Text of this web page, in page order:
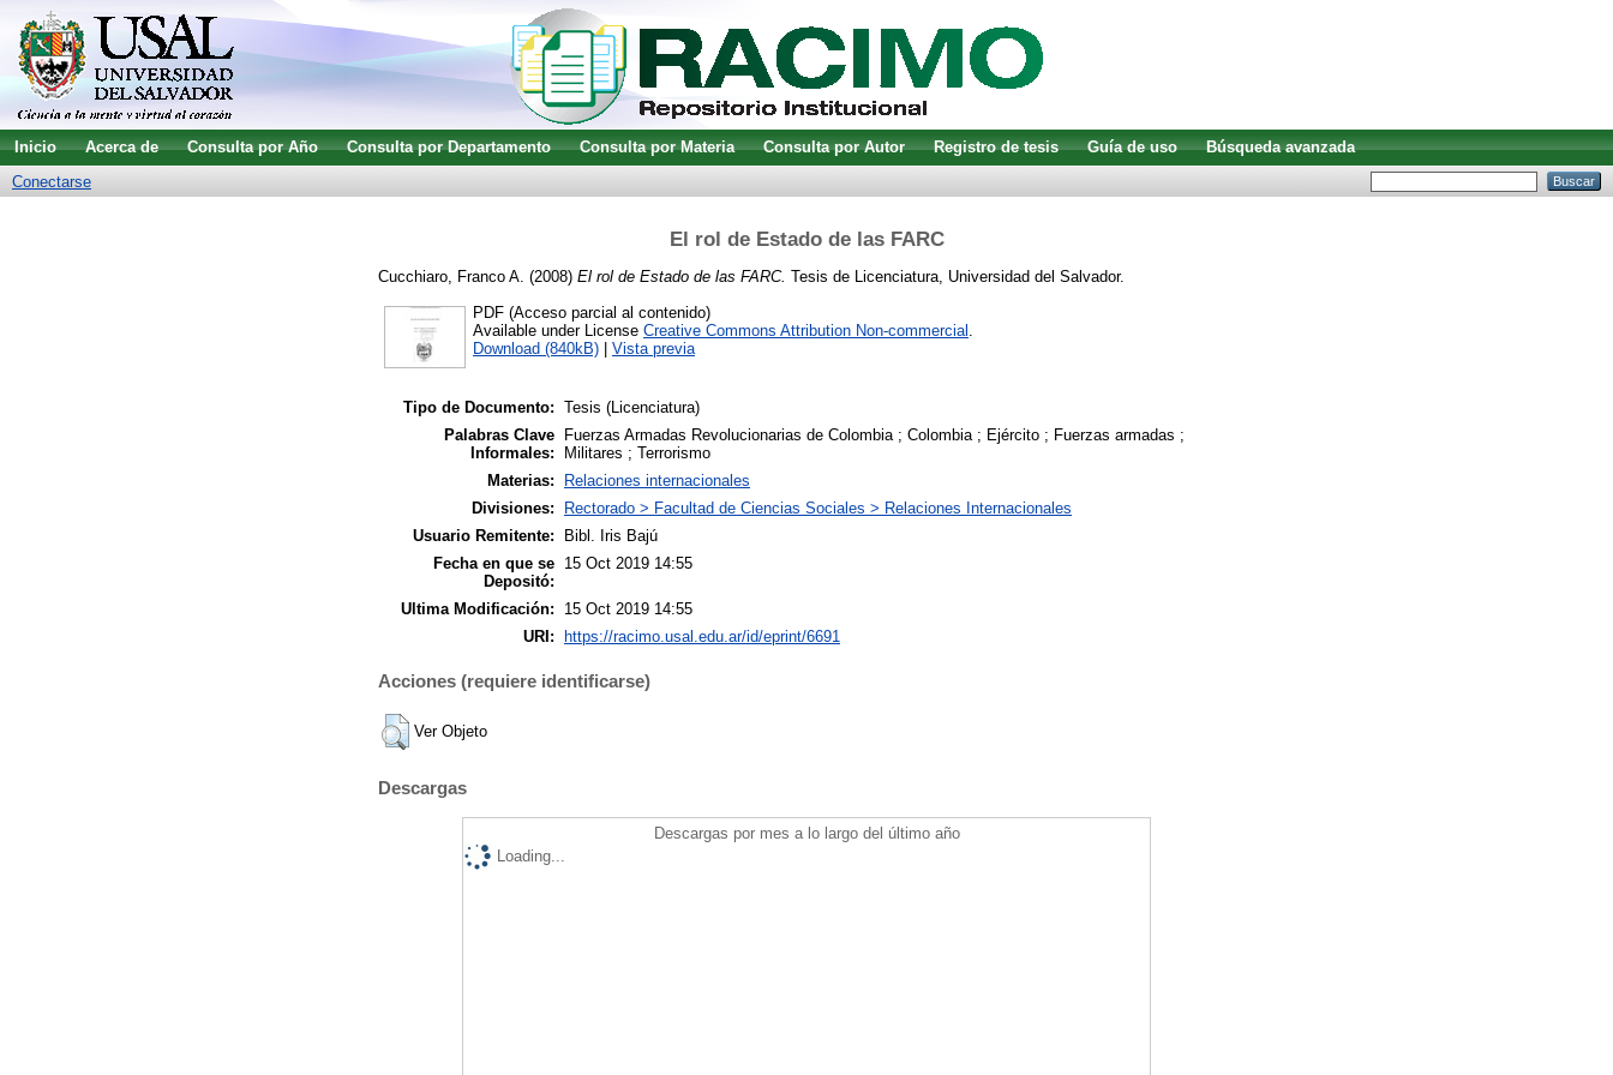
Inicio Acerca de Consulta por Año Consulta por Departamento Consulta por Materia Consulta por Autor Registro de tesis Guía de uso
Búsqueda avanzada
Conectarse
El rol de Estado de las FARC
Cucchiaro, Franco A. (2008) El rol de Estado de las FARC. Tesis de Licenciatura, Universidad del Salvador.
PDF (Acceso parcial al contenido)
Available under License Creative Commons Attribution Non-commercial .
Download (840kB)
Vista previa
Tipo de Documento: Tesis (Licenciatura)
Palabras Clave
Informales:
Fuerzas Armadas Revolucionarias de Colombia ; Colombia ; Ejército ; Fuerzas armadas ;
Militares ; Terrorismo
Materias:
Relaciones internacionales
Divisiones:
Rectorado > Facultad de Ciencias Sociales > Relaciones Internacionales
Usuario Remitente:
Bibl. Iris Bajú
Fecha en que se
Depositó:
15 Oct 2019 14:55
Ultima Modificación:
15 Oct 2019 14:55
URI:
https://racimo.usal.edu.ar/id/eprint/6691
Acciones (requiere identificarse)
Ver Objeto
Descargas
Descargas por mes a lo largo del último año
Loading...